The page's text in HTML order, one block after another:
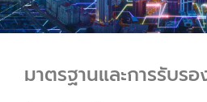
มาตรฐานและการรับร